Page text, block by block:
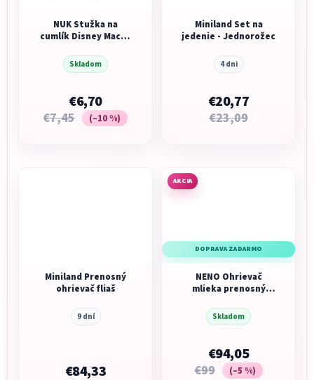
NUK Stužka na
cumlík Disney Macko
Skladom
€6,70
€7,45 (–10 %)
Miniland Set na
jedenie - Jednorožec
4 dni
€20,77
€23,09
Miniland Prenosný
ohrievač fliaš
9 dní
€84,33
AKCIA
DOPRAVA ZADARMO
NENO Ohrievač
mlieka prenosný
Skladom
€94,05
€99 (–5 %)